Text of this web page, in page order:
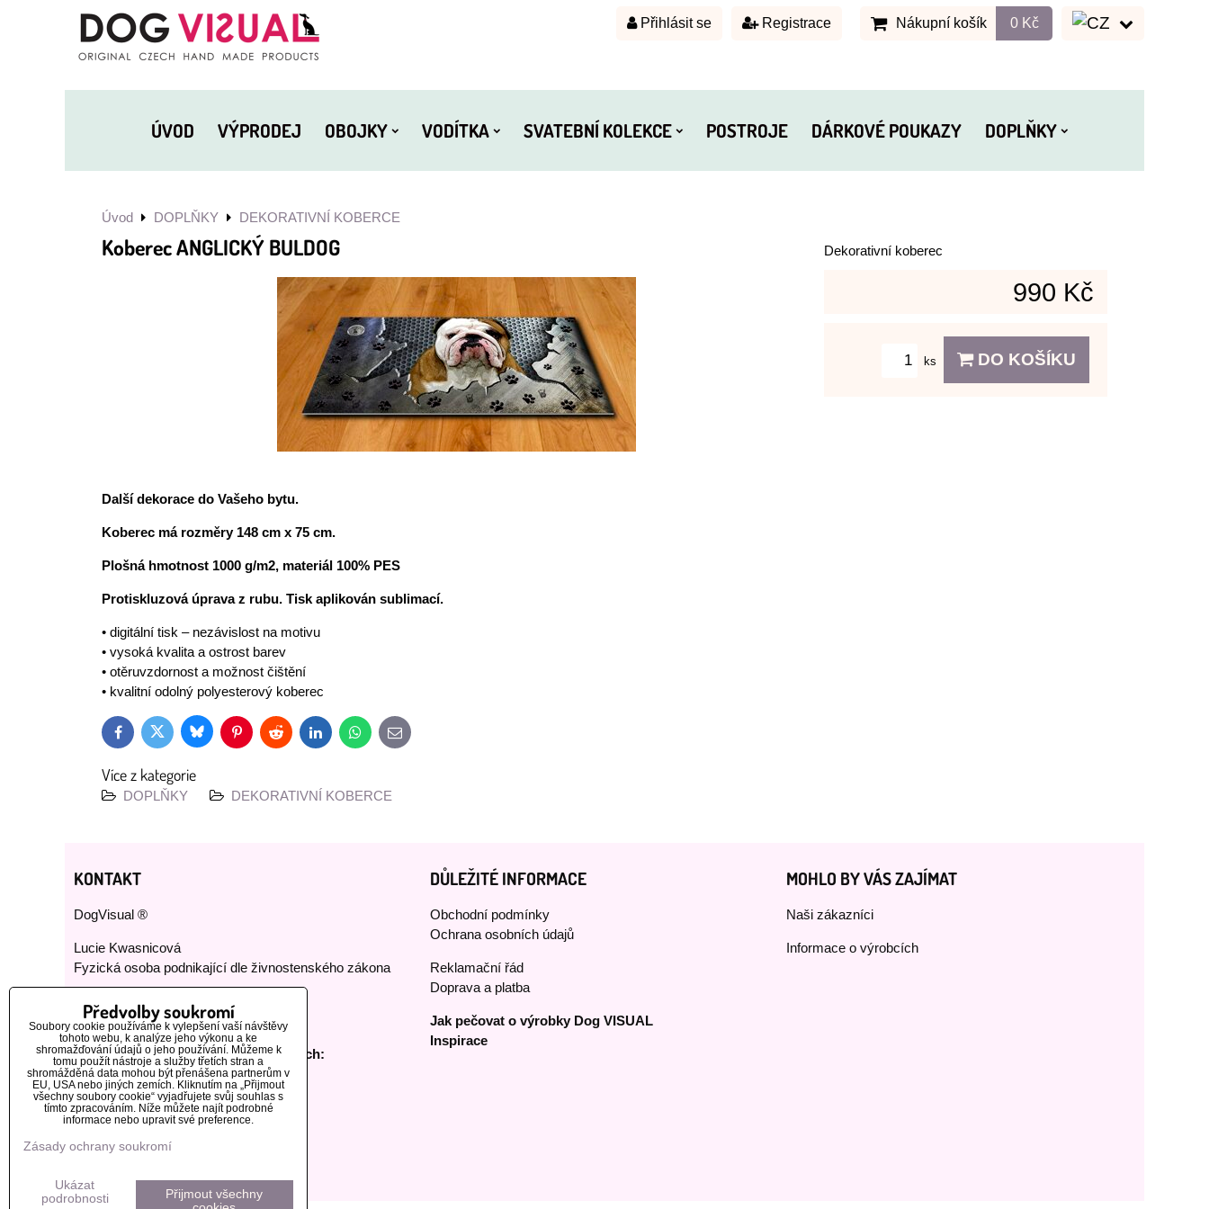
Přihlásit se Registrace Nákupní košík 0 Kč
ÚVOD VÝPRODEJ OBOJKY VODÍTKA SVATEBNÍ KOLEKCE POSTROJE DÁRKOVÉ POUKAZY DOPLŇKY
Úvod DOPLŇKY DEKORATIVNÍ KOBERCE
Koberec ANGLICKÝ BULDOG Dekorativní koberec
990 Kč
ks DO KOŠÍKU
Další dekorace do Vašeho bytu.
Koberec má rozměry 148 cm x 75 cm.
Plošná hmotnost 1000 g/m2, materiál 100% PES
Protiskluzová úprava z rubu. Tisk aplikován sublimací.
• digitální tisk – nezávislost na motivu
• vysoká kvalita a ostrost barev
• otěruvzdornost a možnost čištění
• kvalitní odolný polyesterový koberec
FacebookTwitter BlueskyPinterestReddit LinkedInWhatsApp
E-
mail
Více z kategorie
DOPLŇKY DEKORATIVNÍ KOBERCE
KONTAKT
DogVisual ®
Lucie Kwasnicová
Fyzická osoba podnikající dle živnostenského zákona
E-mail:
dog-visual@dog-visual.com
Telefon:+420 776 440 464
Sledujte nás na našich sociálních sítích:
DŮLEŽITÉ INFORMACE
Obchodní podmínky
Ochrana osobních údajů
Reklamační řád
Doprava a platba
Jak pečovat o výrobky Dog VISUAL
Inspirace
MOHLO BY VÁS ZAJÍMAT
Naši zákazníci
Informace o výrobcích
Předvolby soukromí
Soubory cookie používáme k vylepšení vaší návštěvy
tohoto webu, k analýze jeho výkonu a ke
shromažďování údajů o jeho používání. Můžeme k
tomu použít nástroje a služby třetích stran a
shromážděná data mohou být přenášena partnerům v
EU, USA nebo jiných zemích. Kliknutím na „Přijmout
všechny soubory cookie“ vyjadřujete svůj souhlas s
tímto zpracováním. Níže můžete najít podrobné
informace nebo upravit své preference.
Zásady ochrany soukromí
Ukázat
podrobnosti
Přijmout všechny